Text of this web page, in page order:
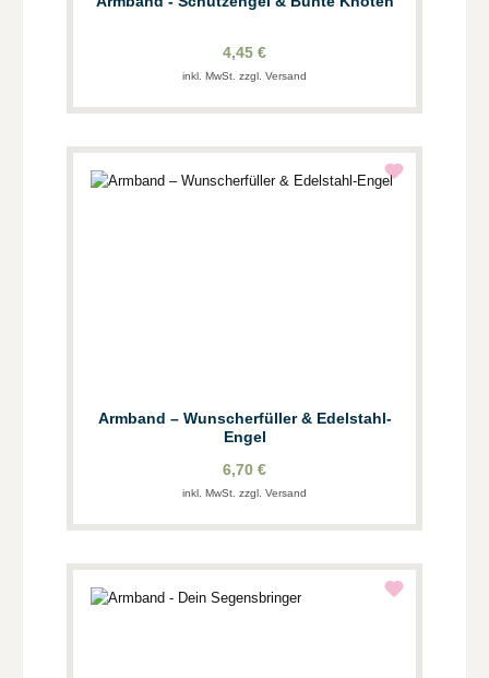
4,45 €
inkl. MwSt. zzgl. Versand
Armband – Wunscherfüller & Edelstahl-
Engel
6,70 €
inkl. MwSt. zzgl. Versand